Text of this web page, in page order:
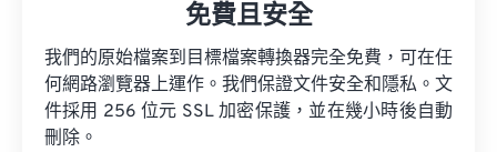
免費且安全
我們的原始檔案到目標檔案轉換器完全免費，可在任
何網路瀏覽器上運作。我們保證文件安全和隱私。文
件採用 256 位元 SSL 加密保護，並在幾小時後自動
刪除。